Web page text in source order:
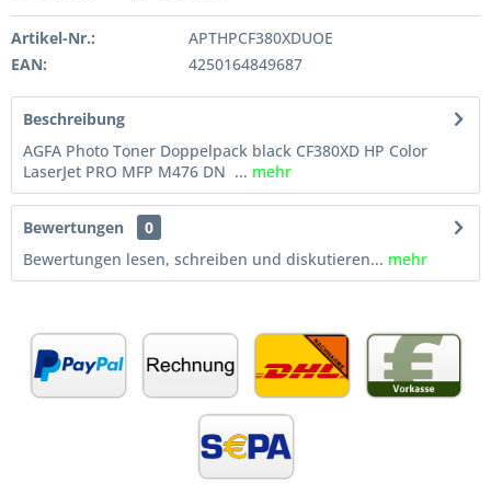
Artikel-Nr.:
APTHPCF380XDUOE
EAN:
4250164849687
Beschreibung
AGFA Photo Toner Doppelpack black CF380XD HP Color
LaserJet PRO MFP M476 DN ... mehr
Bewertungen
0
Bewertungen lesen, schreiben und diskutieren... mehr